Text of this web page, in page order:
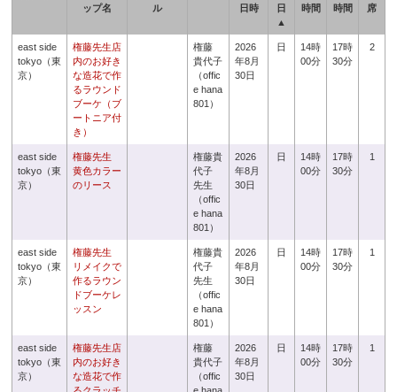
ップ名
ル
日時
日
▲
時間
時間
席
east side
tokyo（東
京）
権藤先生店
内のお好き
な造花で作
るラウンド
ブーケ（ブ
ートニア付
き）
権藤
貴代子
（offic
e hana
801）
2026
年8月
30日
日
14時
00分
17時
30分
2
east side
tokyo（東
京）
権藤先生
黄色カラー
のリース
権藤貴
代子
先生
（offic
e hana
801）
2026
年8月
30日
日
14時
00分
17時
30分
1
east side
tokyo（東
京）
権藤先生
リメイクで
作るラウン
ドブーケレ
ッスン
権藤貴
代子
先生
（offic
e hana
801）
2026
年8月
30日
日
14時
00分
17時
30分
1
east side
tokyo（東
京）
権藤先生店
内のお好き
な造花で作
権藤
貴代子
（offic
2026
年8月
30日
日
14時
00分
17時
30分
1